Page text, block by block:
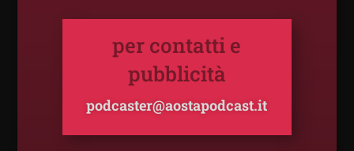
per contatti e
pubblicità
podcaster@aostapodcast.it